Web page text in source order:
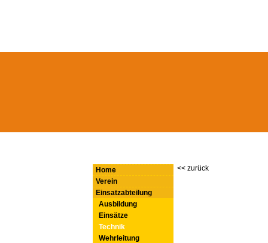
Home
Verein
Einsatzabteilung
Ausbildung
Einsätze
Technik
Wehrleitung
<< zurück